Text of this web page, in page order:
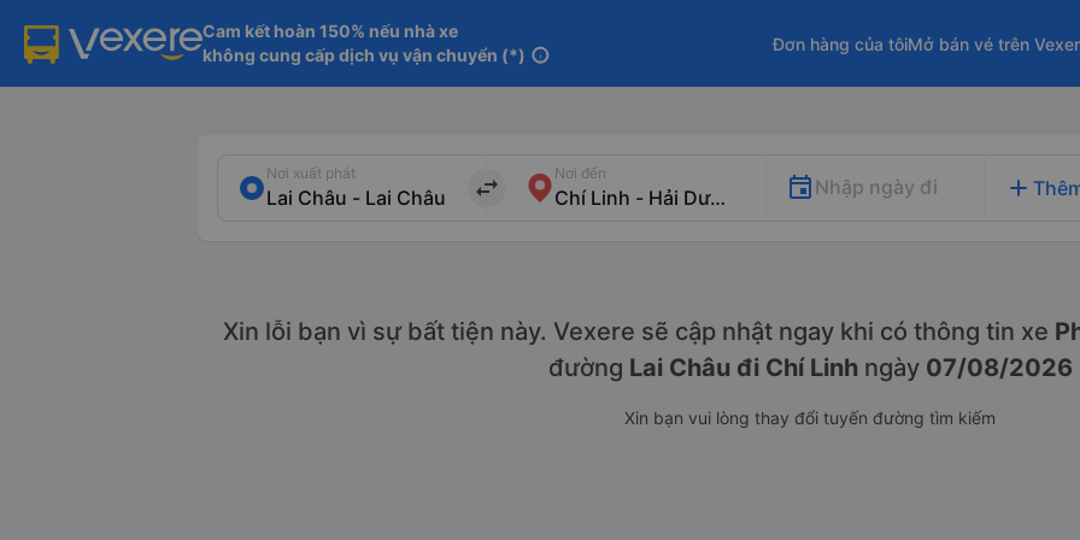
Cam kết hoàn 150% nếu nhà xe
không cung cấp dịch vụ vận chuyển (*) info
Đơn hàng của tôiMở bán vé trên
Nơi xuất phát
import_export
Nơi đến
Nhập ngày đi add
Xin lỗi bạn vì sự bất tiện này. Vexere sẽ cập nhật ngay khi có thông tin xe
đường Lai Châu đi Chí Linhngày 07/08/2026
Xin bạn vui lòng thay đổi tuyến đường tìm kiếm